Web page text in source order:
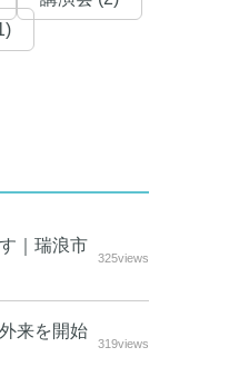
｜瑞浪市
325views
来を開始
319views